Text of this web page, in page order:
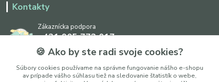
Kontakty
Zákaznícka podpora
+421 905 773 017
(Po-Pia, 8:30 - 17:00, So: 9:00 - 12:00)
info@ipapier.sk
🍪 Ako by ste radi svoje cookies?
Súbory cookies používame na správne fungovanie nášho e-shopu
av prípade vášho súhlasu tiež na sledovanie štatistík o webe,